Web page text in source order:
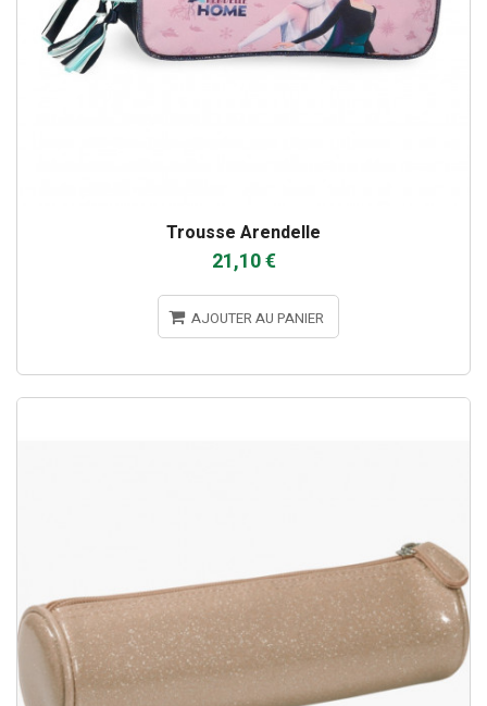
Trousse Arendelle
21,10 €
AJOUTER AU PANIER